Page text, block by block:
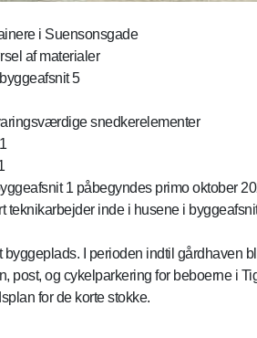
i Suensonsgade
af materialer
5
snedkerelementer
1 påbegyndes primo oktober
inde i husene i
byggeplads. I perioden indtil
post, og cykelparkering for beboerne i
for de korte stokke.